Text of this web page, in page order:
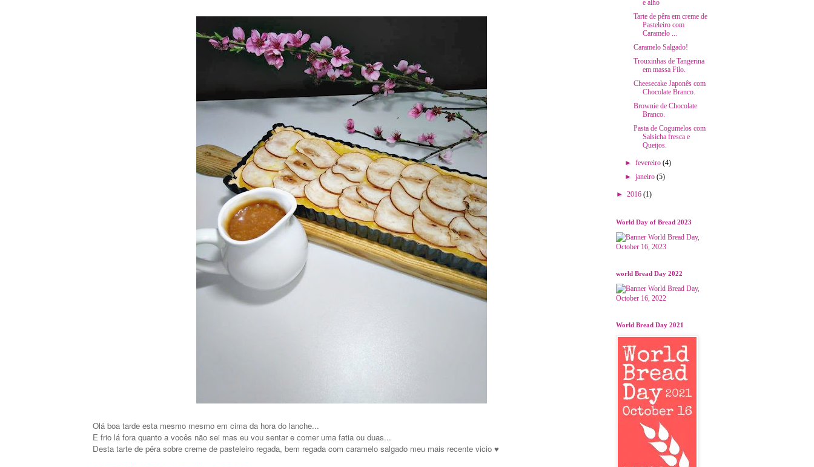
Olá boa tarde esta mesmo mesmo em cima da hora do lanche...
E frio lá fora quanto a vocês não sei mas eu vou sentar e comer uma fatia ou duas...
Desta tarte de pêra sobre creme de pasteleiro regada, bem regada com caramelo salgado meu mais recente vicio ♥
e alho
Tarte de pêra em creme de
Pasteleiro com
Caramelo ...
Caramelo Salgado!
Trouxinhas de Tangerina
em massa Filo.
Cheesecake Japonês com
Chocolate Branco.
Brownie de Chocolate
Branco.
Pasta de Cogumelos com
Salsicha fresca e
Queijos.
► fevereiro (4)
► janeiro (5)
► 2016 (1)
World Day of Bread 2023
world Bread Day 2022
World Bread Day 2021